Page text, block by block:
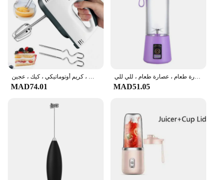
MAD74.01 MAD51.05